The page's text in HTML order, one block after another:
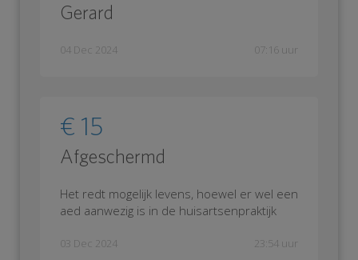
Gerard
04 Dec 2024 07:16 uur
€ 15
Afgeschermd
Het redt mogelijk levens, hoewel er wel een
aed aanwezig is in de huisartsenpraktijk
03 Dec 2024 23:54 uur